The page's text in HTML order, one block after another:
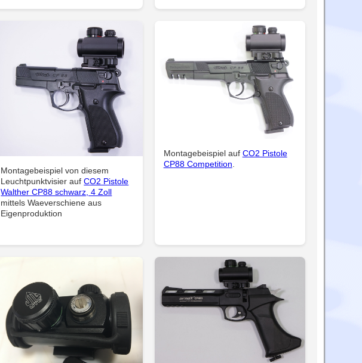
Montagebeispiel von diesem
Leuchtpunktvisier aufCO2 Pistole
Walther CP88 schwarz, 4 Zoll
mittels Waeverschiene aus
Eigenproduktion
Montagebeispiel auf CO2 Pistole
CP88 Competition